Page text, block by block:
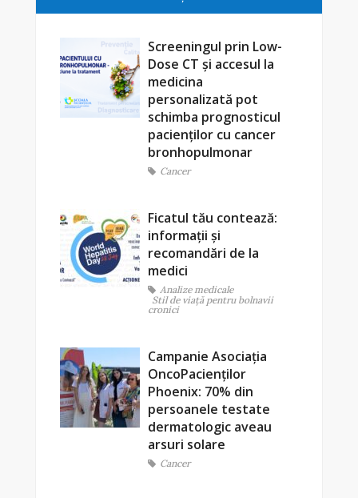
Screeningul prin Low-
Dose CT și accesul la
medicina
personalizată pot
schimba prognosticul
pacienților cu cancer
bronhopulmonar
Cancer
Ficatul tău contează:
informații și
recomandări de la
medici
Analize medicale
Stil de viaţă pentru bolnavii
cronici
Campanie Asociația
OncoPacienților
Phoenix: 70% din
persoanele testate
dermatologic aveau
arsuri solare
Cancer